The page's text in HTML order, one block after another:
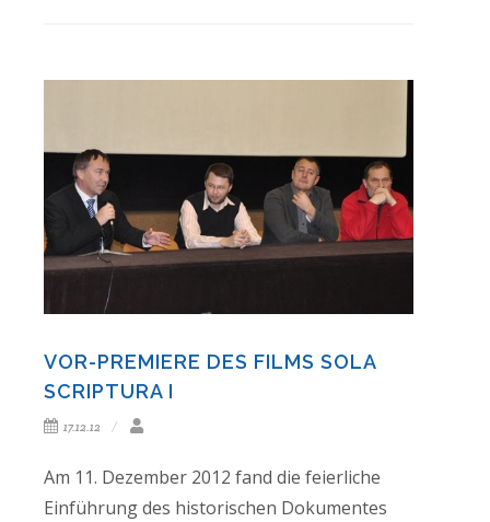
VOR-PREMIERE DES FILMS SOLA
SCRIPTURA I
17.12.12
Am 11. Dezember 2012 fand die feierliche
Einführung des historischen Dokumentes